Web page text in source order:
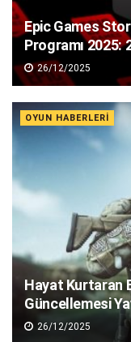
Epic Games
Programı 2025:
26/12/2025
OYUN HABERLERI
Hayat Kurtaran
Güncellemesi
26/12/2025